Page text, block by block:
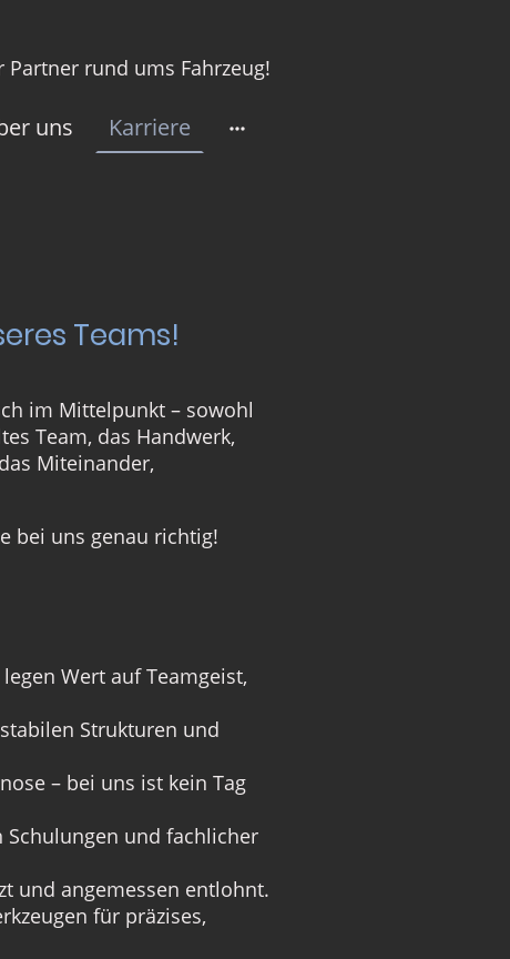
Partner rund ums Fahrzeug!
uns Karriere
Teams!
im Mittelpunkt – sowohl
Team, das Handwerk,
Miteinander,
bei uns genau richtig!
Wert auf Teamgeist,
Strukturen und
– bei uns ist kein Tag
und fachlicher
und angemessen entlohnt.
für präzises,